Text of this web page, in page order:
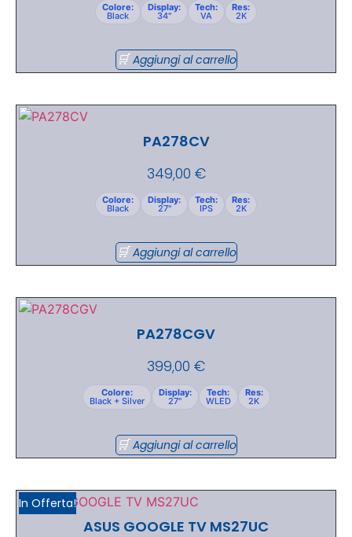
Colore:
Black
Display:
34"
Tech:
VA
Res:
2K
Aggiungi al carrello
PA278CV
349,00 €
Colore:
Black
Display:
27"
Tech:
IPS
Res:
2K
Aggiungi al carrello
PA278CGV
399,00 €
Colore:
Black + Silver
Display:
27"
Tech:
WLED
Res:
2K
Aggiungi al carrello
In Offerta!
ASUS GOOGLE TV MS27UC